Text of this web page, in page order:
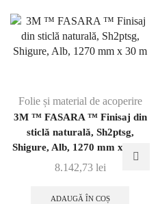
Folie și material de acoperire
3M ™ FASARA ™ Finisaj din
sticlă naturală, Sh2ptsg,
Shigure, Alb, 1270 mm x 30 m
8.142,73 lei
ADAUGĂ ÎN COȘ